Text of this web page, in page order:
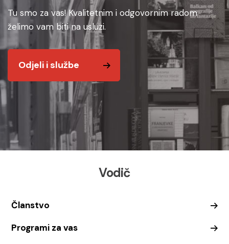
Tu smo za vas! Kvalitetnim i odgovornim radom
želimo vam biti na usluzi.
Odjeli i službe
Vodič
Članstvo
Programi za vas